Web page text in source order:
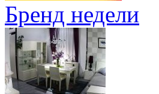
Бренд недели